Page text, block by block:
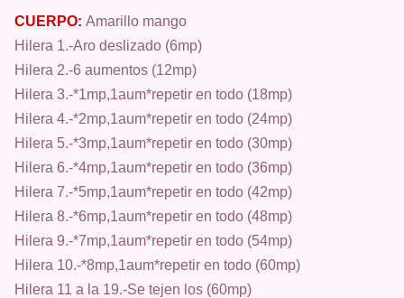
CUERPO: Amarillo mango
Hilera 1.-Aro deslizado (6mp)
Hilera 2.-6 aumentos (12mp)
Hilera 3.-*1mp,1aum*repetir en todo (18mp)
Hilera 4.-*2mp,1aum*repetir en todo (24mp)
Hilera 5.-*3mp,1aum*repetir en todo (30mp)
Hilera 6.-*4mp,1aum*repetir en todo (36mp)
Hilera 7.-*5mp,1aum*repetir en todo (42mp)
Hilera 8.-*6mp,1aum*repetir en todo (48mp)
Hilera 9.-*7mp,1aum*repetir en todo (54mp)
Hilera 10.-*8mp,1aum*repetir en todo (60mp)
Hilera 11 a la 19.-Se tejen los (60mp)